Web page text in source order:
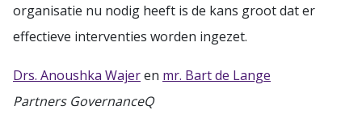
organisatie nu nodig heeft is de kans groot dat er
effectieve interventies worden ingezet.
Drs. Anoushka Wajeren mr. Bart de Lange
Partners GovernanceQ